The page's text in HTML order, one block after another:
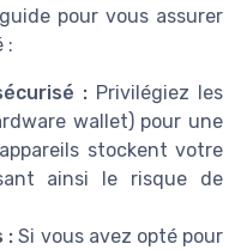
pour vous assurer
:
:Privilégiez les
wallet) pour une
stockent votre
ainsi le risque de
: Si vous avez opté pour